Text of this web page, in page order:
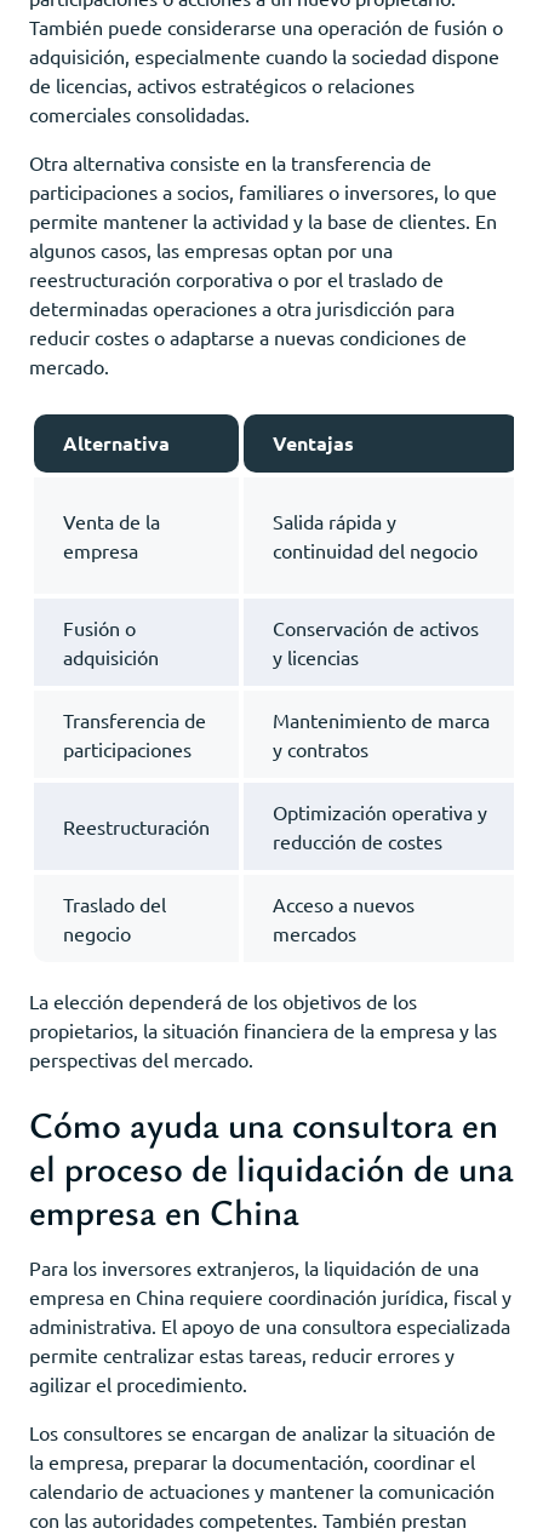
También puede considerarse una operación de fusión o
adquisición, especialmente cuando la sociedad dispone
de licencias, activos estratégicos o relaciones
comerciales consolidadas.
Otra alternativa consiste en la transferencia de
participaciones a socios, familiares o inversores, lo que
permite mantener la actividad y la base de clientes. En
algunos casos, las empresas optan por una
reestructuración corporativa o por el traslado de
determinadas operaciones a otra jurisdicción para
reducir costes o adaptarse a nuevas condiciones de
mercado.
Alternativa Ventajas
Venta de la
empresa
Salida rápida y
continuidad del negocio
Fusión o
adquisición
Conservación de activos
y licencias
Transferencia de
participaciones
Mantenimiento de marca
y contratos
Reestructuración
Optimización operativa y
reducción de costes
Traslado del
negocio
Acceso a nuevos
mercados
La elección dependerá de los objetivos de los
propietarios, la situación financiera de la empresa y las
perspectivas del mercado.
Cómo ayuda una consultora en
el proceso de liquidación de una
empresa en China
Para los inversores extranjeros, la liquidación de una
empresa en China requiere coordinación jurídica, fiscal y
administrativa. El apoyo de una consultora especializada
permite centralizar estas tareas, reducir errores y
agilizar el procedimiento.
Los consultores se encargan de analizar la situación de
la empresa, preparar la documentación, coordinar el
calendario de actuaciones y mantener la comunicación
con las autoridades competentes. También prestan